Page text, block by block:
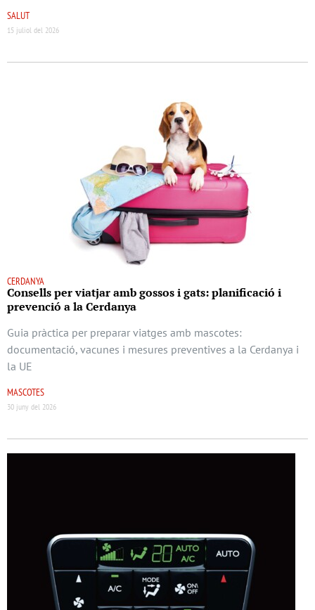
SALUT
15 juliol del 2026
CERDANYA
Consells per viatjar amb gossos i gats: planificació i
prevenció a la Cerdanya
Guia pràctica per preparar viatges amb mascotes:
documentació, vacunes i mesures preventives a la Cerdanya i
la UE
MASCOTES
30 juny del 2026